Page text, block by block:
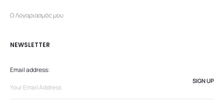
Ο Λογαριασμός μου
NEWSLETTER
Email address: